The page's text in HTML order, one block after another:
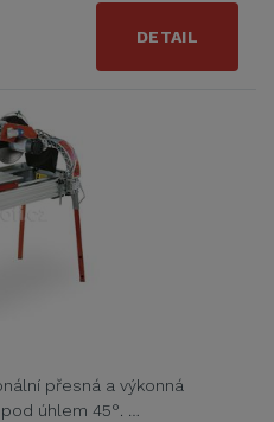
DETAIL
přesná a výkonná
úhlem 45°. …